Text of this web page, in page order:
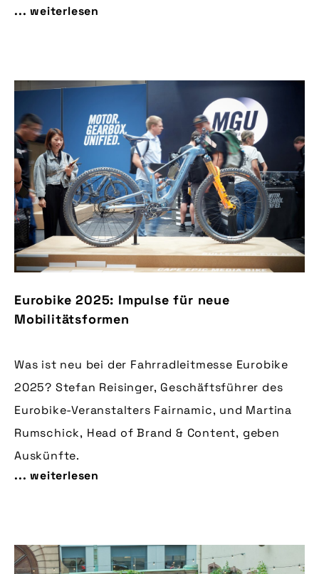
... weiterlesen
Eurobike 2025: Impulse für neue
Mobilitätsformen
Was ist neu bei der Fahrradleitmesse Eurobike
2025? Stefan Reisinger, Geschäftsführer des
Eurobike-Veranstalters Fairnamic, und Martina
Rumschick, Head of Brand & Content, geben
Auskünfte.
... weiterlesen